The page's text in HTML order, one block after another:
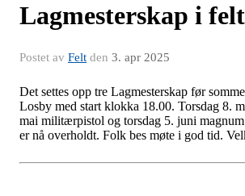
Lagmesterskap i felt
Postet av Felt den 3. apr 2025
Det settes opp tre Lagmesterskap før
Losby med start klokka 18.00. Torsdag 8.
mai militærpistol og torsdag 5. juni
er nå overholdt. Folk bes møte i god tid.